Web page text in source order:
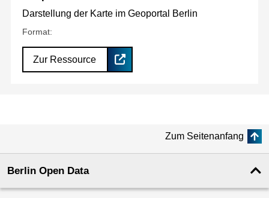
Darstellung der Karte im Geoportal Berlin
Format:
Zur Ressource
Zum Seitenanfang
Berlin Open Data